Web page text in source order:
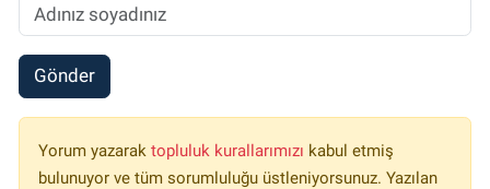
Gönder
Yorum yazarak topluluk kurallarımızı kabul etmiş
bulunuyor ve tüm sorumluluğu üstleniyorsunuz. Yazılan